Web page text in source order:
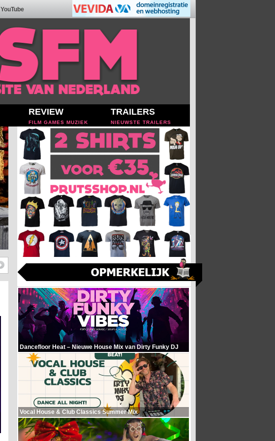
YouTube
REVIEW
FILM GAMES MUZIEK
TRAILERS
NIEUWSTE TRAILERS
Dancefloor Heat – Nieuwe House Mix van Dirty Funky DJ
Vocal House & Club Classics Summer Mix